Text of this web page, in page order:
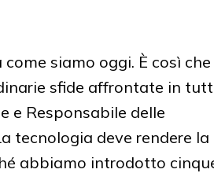
siamo oggi. È così che
sfide affrontate in
e Responsabile delle
tecnologia deve rendere la
abbiamo introdotto